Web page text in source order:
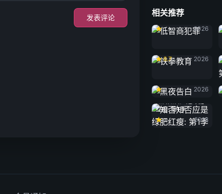
相关推荐
低智商犯罪
2026
8.7
2026
2026
红瘦: 第1季
2018
发表评论